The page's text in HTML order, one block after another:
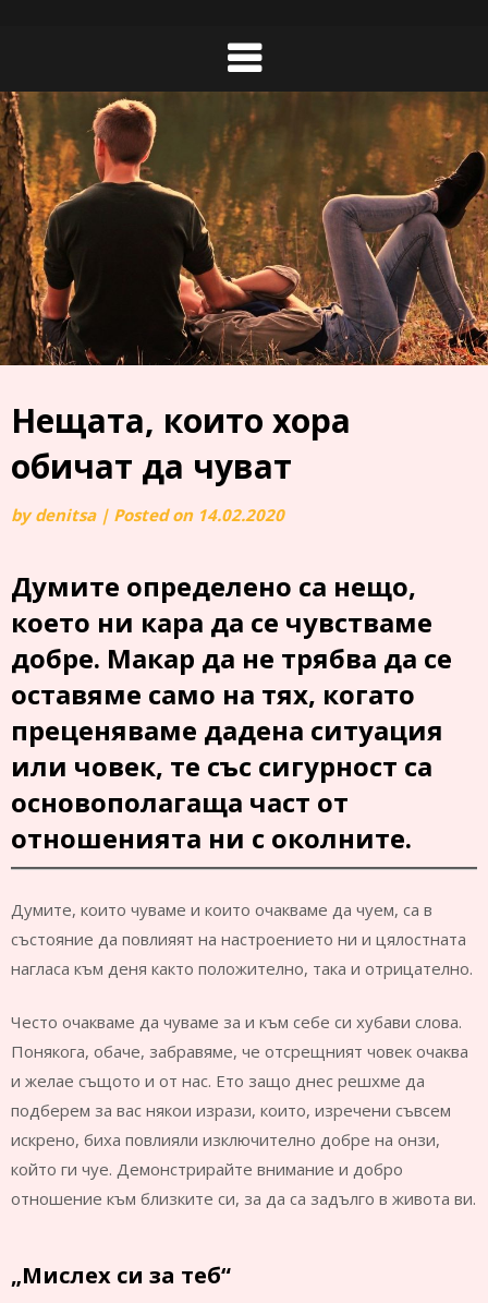
Нещата, които хора
обичат да чуват
bydenitsa | Posted on 14.02.2020
Думите определено са нещо,
което ни кара да се чувстваме
добре. Макар да не трябва да се
оставяме само на тях, когато
преценяваме дадена ситуация
или човек, те със сигурност са
основополагаща част от
отношенията ни с околните.
Думите, които чуваме и които очакваме да чуем, са в
състояние да повлияят на настроението ни и цялостната
нагласа към деня както положително, така и отрицателно.
Често очакваме да чуваме за и към себе си хубави слова.
Понякога, обаче, забравяме, че отсрещният човек очаква
и желае същото и от нас. Ето защо днес решхме да
подберем за вас някои изрази, които, изречени съвсем
искрено, биха повлияли изключително добре на онзи,
който ги чуе. Демонстрирайте внимание и добро
отношение към близките си, за да са задълго в живота ви.
„Мислех си за теб“